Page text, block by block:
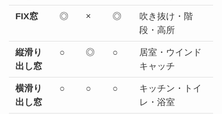
FIX窓 ◎ × ◎
吹き抜け・階
段・高所
縦滑り
出し窓
○ ◎ ○
居室・ウインド
キャッチ
横滑り
出し窓
○ ○ ○
キッチン・トイ
レ・浴室